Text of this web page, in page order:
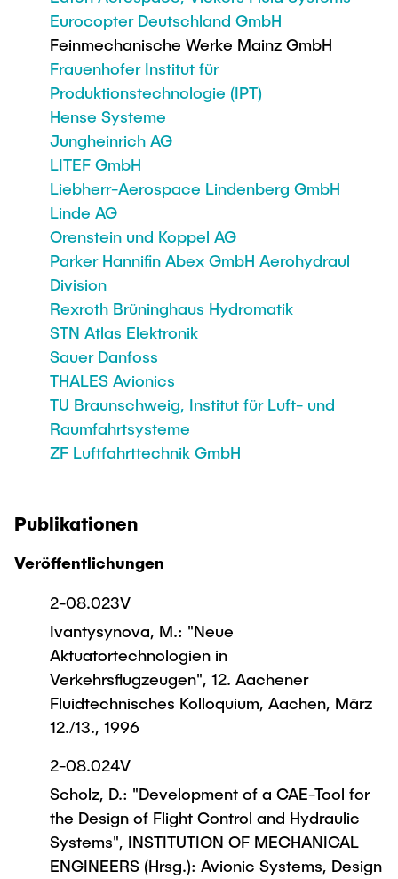
Eurocopter Deutschland GmbH
Feinmechanische Werke Mainz GmbH
Frauenhofer Institut für
Produktionstechnologie (IPT)
Hense Systeme
Jungheinrich AG
LITEF GmbH
Liebherr-Aerospace Lindenberg GmbH
Linde AG
Orenstein und Koppel AG
Parker Hannifin Abex GmbH Aerohydraul
Division
Rexroth Brüninghaus Hydromatik
STN Atlas Elektronik
Sauer Danfoss
THALES Avionics
TU Braunschweig, Institut für Luft- und
Raumfahrtsysteme
ZF Luftfahrttechnik GmbH
Publikationen
Veröffentlichungen
2-08.023V
Ivantysynova, M.: "Neue
Aktuatortechnologien in
Verkehrsflugzeugen", 12. Aachener
Fluidtechnisches Kolloquium, Aachen, März
12./13., 1996
2-08.024V
Scholz, D.: "Development of a CAE-Tool for
the Design of Flight Control and Hydraulic
Systems", INSTITUTION OF MECHANICAL
ENGINEERS (Hrsg.): Avionic Systems, Design